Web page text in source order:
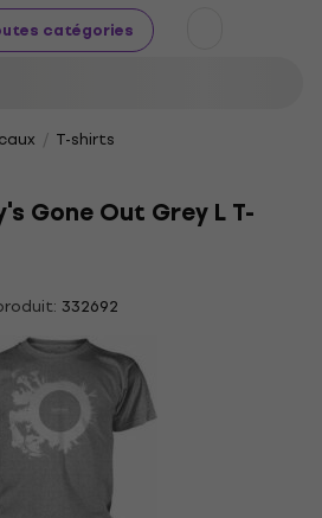
catégories
T-shirts
Gone Out Grey L T-
332692